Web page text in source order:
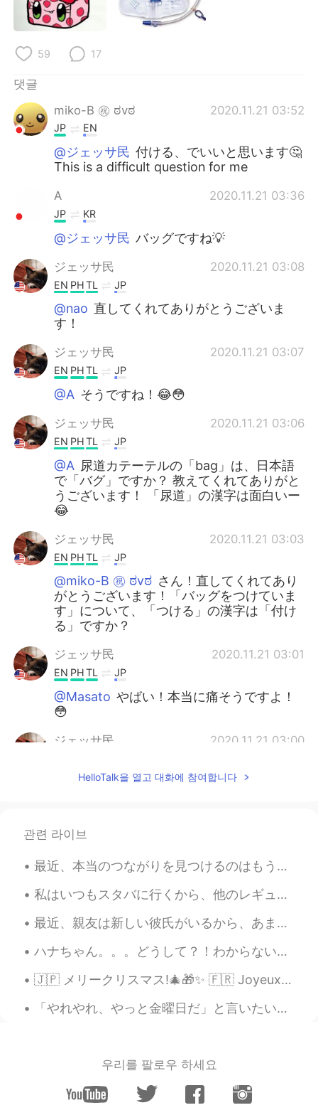
59 17
댓글
miko-B ㊗️ ಠvಠ
2020.11.21 03:52
JP EN
@ジェッサ民 付ける、でいいと思います🤔
This is a difficult question for me
A 2020.11.21 03:36
JP KR
@ジェッサ民 バッグですね💡
ジェッサ民 2020.11.21 03:08
EN PHTL JP
@nao 直してくれてありがとうございま
す！
ジェッサ民 2020.11.21 03:07
EN PHTL JP
@A そうですね！😂😳
ジェッサ民 2020.11.21 03:06
EN PHTL JP
@A 尿道カテーテルの「bag」は、日本語
で「バグ」ですか？ 教えてくれてありがと
うございます！ 「尿道」の漢字は面白いー
😂
ジェッサ民 2020.11.21 03:03
EN PHTL JP
@miko-B ㊗️ ಠvಠ さん！直してくれてあり
がとうございます！「バッグをつけていま
す」について、「つける」の漢字は「付け
る」ですか？
ジェッサ民 2020.11.21 03:01
EN PHTL JP
@Masato やばい！本当に痛そうですよ！
😳
ジェッサ民 2020.11.21 03:00
@Mido面白いことが起こる時はストレス
nao
JP EN
って歩く能力を評価しました。
いつもと同じで、私は患者が立ち上が
その 患者さんは、男の人です。
「Purse」って言うのはちょっと女性の
という意味ですね。
もうわかったとたん、彼はほぼほぼ倒
HelloTalk을 열고 대화에 참여합니다
관련 라이브
最近、本当のつながりを見つけるのはもう難しい。人々は本当にお互いに話しないし、ただお互いを楽しませるかな？実質的な会話がない。本当の興味あまりがない。全ては、ただのゲームで、勝つのことばかりが大...
私はいつもスタバに行くから、他のレギュラーの顧客が見分けられる。たぶん、毎日、このスタバに面白いお爺さんは行ってます。今日は、スタバで、お爺さんはこの絵を描きました。時々、小さな電子ピアノを持っ...
最近、親友は新しい彼氏がいるから、あまり話せないです。🥲私も幸せですが以前は毎日話してました。そして、新しい彼氏さんは兵隊なので、時々、私は彼女に内輪ネタといってる時に彼は真面目すぎて、私は怖く...
ハナちゃん。。。どうして？！わからない！本当にわからない。本当に悲しい。😢 みんなに優しい方がいい。。。たまに、人の本当な感じを知らないし、みんなに優しい方がいい。。。 うつ病は理解しにくいです...
🇯🇵 メリークリスマス!🎄🎁✨ 🇫🇷 Joyeux Noël !🎄🎁✨ 🇳🇱 Vrolijk kerstfeest!🎄🎁✨ 🇪🇸 ¡Feliz Navidad!🎄🎁✨ 🇳🇴 God Jul! 🎄...
「やれやれ、やっと金曜日だ」と言いたいけど、週末は、オンコールです。休日のため、ほとんどのアメリカにとっては長い週末ですが、私に、休みがありません。 もう這ってるけど頑張りまーす！ ー 写真...
우리를 팔로우 하세요